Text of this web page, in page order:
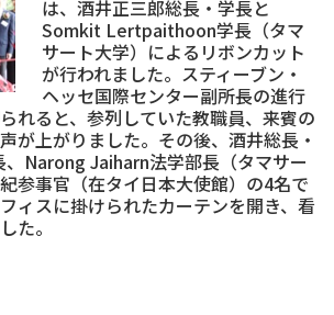
は、酒井正三郎総長・学長と
Somkit Lertpaithoon学長（タマ
サート大学）によるリボンカット
が行われました。スティーブン・
ヘッセ国際センター副所長の進行
れると、参列していた教職員、来賓の
が上がりました。その後、酒井総長・
Narong Jaiharn法学部長（タマサー
参事官（在タイ日本大使館）の4名で
ィスに掛けられたカーテンを開き、看
た。